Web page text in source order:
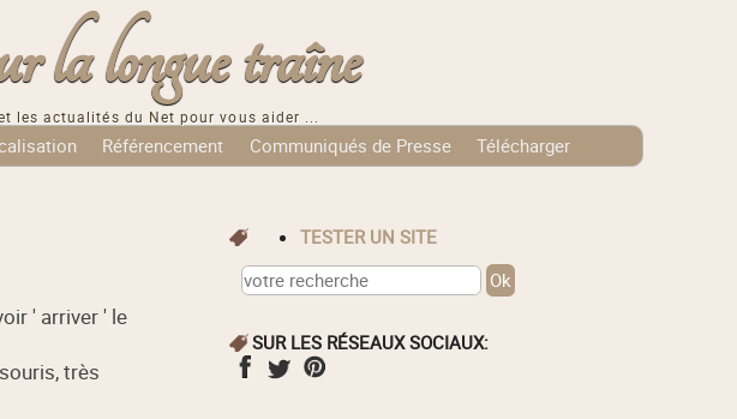
longue traîne
les actualités du Net pour vous aider ...
Référencement Communiqués de Presse
Télécharger
' arriver ' le
très
TESTER UN SITE
SUR LES RÉSEAUX SOCIAUX: